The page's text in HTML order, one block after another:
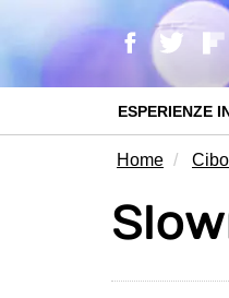
ESPERIENZE
Home Cibo